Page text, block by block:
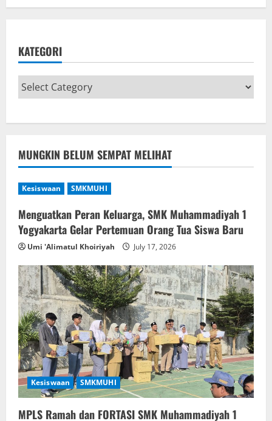
KATEGORI
MUNGKIN BELUM SEMPAT MELIHAT
Kesiswaan SMKMUHI
Menguatkan Peran Keluarga, SMK Muhammadiyah 1
Yogyakarta Gelar Pertemuan Orang Tua Siswa Baru
Umi 'Alimatul Khoiriyah July 17, 2026
Kesiswaan SMKMUHI
MPLS Ramah dan FORTASI SMK Muhammadiyah 1